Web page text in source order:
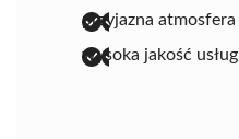
przyjazna atmosfera
wysoka jakość usług